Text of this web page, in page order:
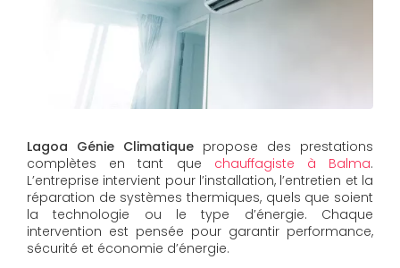
Lagoa Génie Climatique propose des prestations
complètes en tant que chauffagiste à Balma.
L’entreprise intervient pour l’installation, l’entretien et la
réparation de systèmes thermiques, quels que soient
la technologie ou le type d’énergie. Chaque
intervention est pensée pour garantir performance,
sécurité et économie d’énergie.